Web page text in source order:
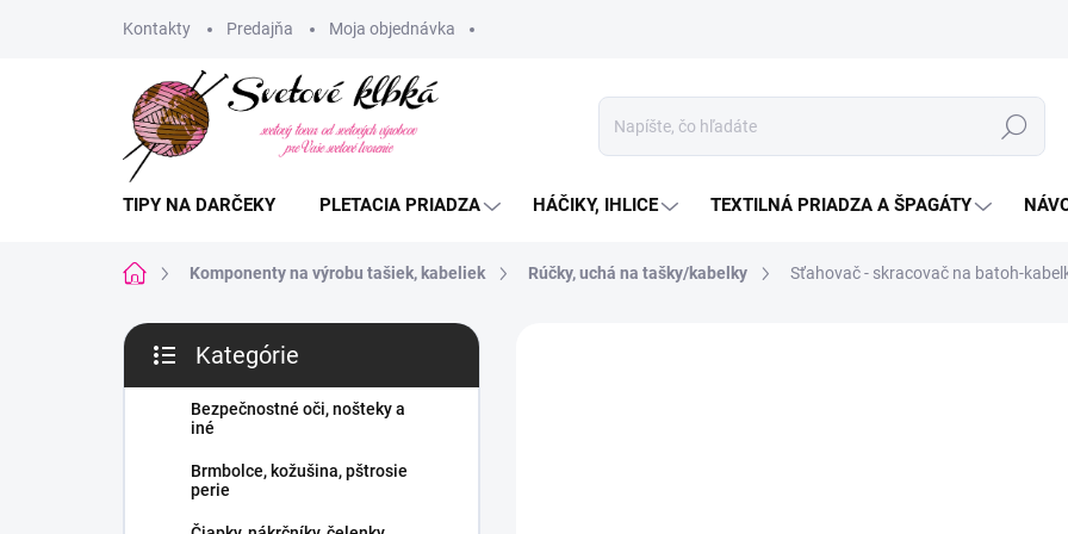
Kontakty Predajňa Moja objednávka
Hľadať
TIPY NA DARČEKY PLETACIA PRIADZA HÁČIKY, IHLICE TEXTILNÁ PRIADZA A ŠPAGÁTY
DomovKomponenty na výrobu tašiek, kabeliek Rúčky, uchá na tašky/kabelky Sťahovač - skracovač na batoh-
B
č
kategórie
Kategórie
Bezpečnostné oči, nošteky a
iné
Brmbolce, kožušina, pštrosie
perie